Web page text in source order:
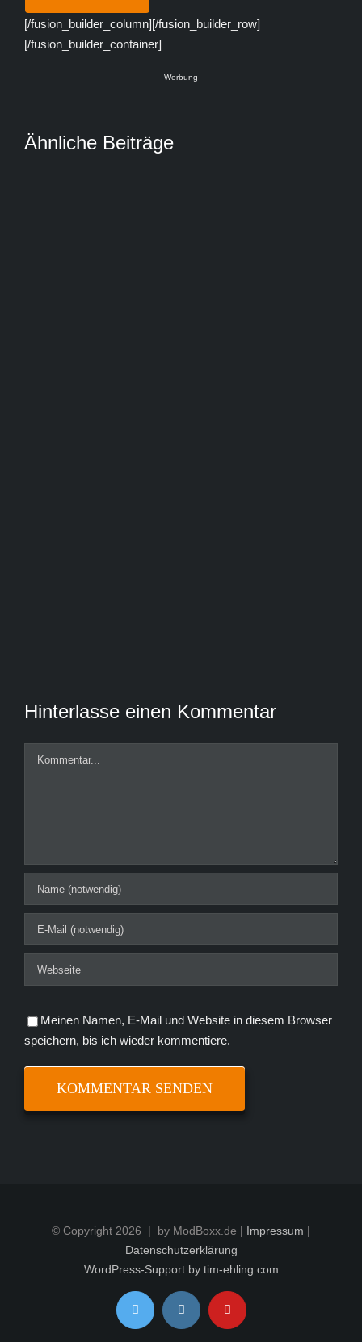
[/fusion_builder_column][/fusion_builder_row]
[/fusion_builder_container]
Werbung
Ähnliche Beiträge
Hinterlasse einen Kommentar
Kommentar
Meinen Namen, E-Mail und Website in diesem Browser
speichern, bis ich wieder kommentiere.
© Copyright 2026 | by ModBoxx.de | Impressum |
Datenschutzerklärung
WordPress-Support by tim-ehling.com
Twitter InstagramYouTube